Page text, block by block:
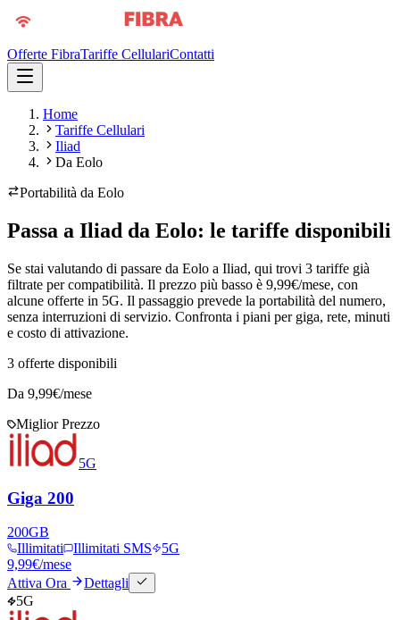
Offerte FibraTariffe CellulariContatti
Home
Tariffe Cellulari
Iliad
Da Eolo
Portabilità da Eolo
Passa a Iliad da Eolo: le tariffe disponibili
Se stai valutando di passare da Eolo a Iliad, qui trovi 3 tariffe già
filtrate per compatibilità. Il prezzo più basso è 9,99€/mese, con
alcune offerte in 5G. Il passaggio prevede la portabilità del numero,
senza interruzioni di servizio. Confronta i piani per giga, rete, minuti
e costo di attivazione.
3 offerte disponibili
Da 9,99€/mese
Miglior Prezzo
5G
Giga 200
200GB
Illimitati
Illimitati SMS
5G
9,99€/mese
Attiva Ora
Dettagli
5G